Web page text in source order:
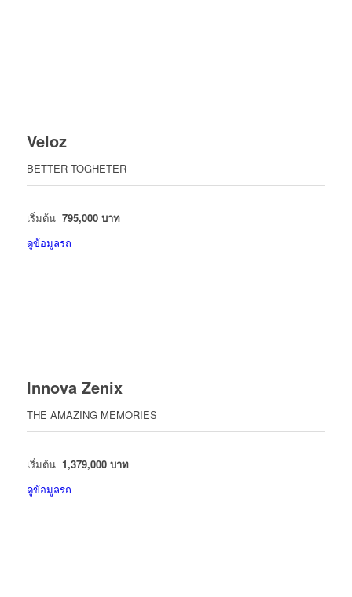
Veloz
BETTER TOGHETER
เริ่มต้น 795,000 บาท
ดูข้อมูลรถ
Innova Zenix
THE AMAZING MEMORIES
เริ่มต้น 1,379,000 บาท
ดูข้อมูลรถ